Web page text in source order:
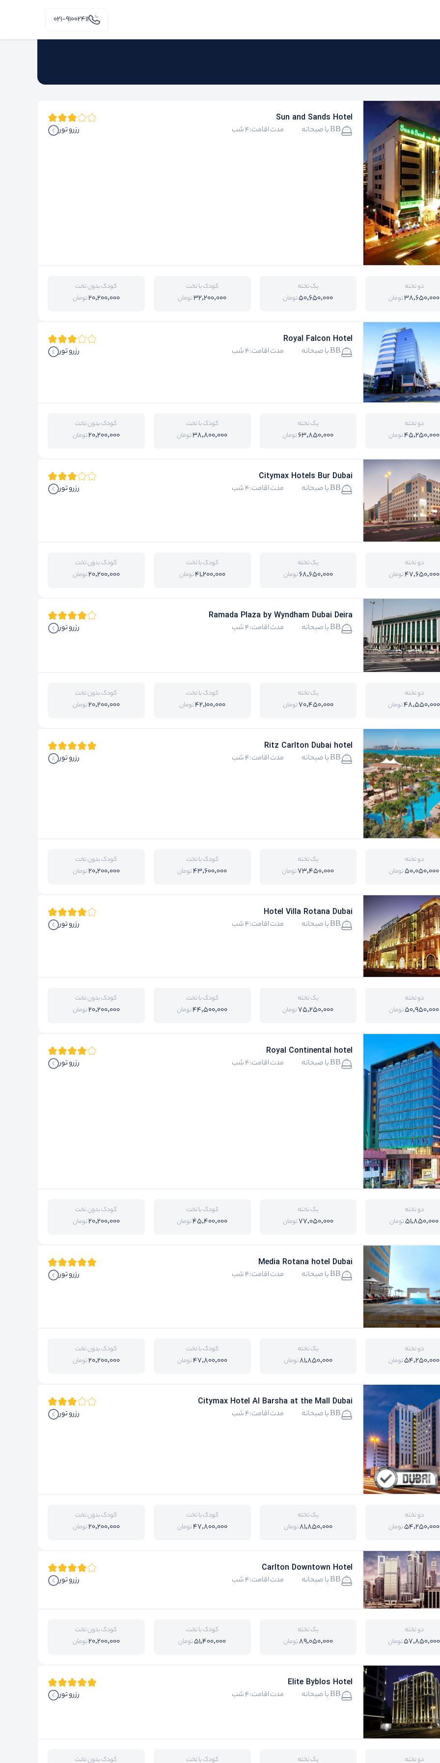
۰۲۱-91002411
Sun and Sands Hotel
BB با صبحانه مدت اقامت:4 شب رزرو تور
دو تخته
38,650,000تومان
یک تخته
50,650,000تومان
کودک با تخت
32,200,000تومان
کودک بدون تخت
20,200,000تومان
Royal Falcon Hotel
BB با صبحانه مدت اقامت:4 شب رزرو تور
دو تخته
45,250,000تومان
یک تخته
63,850,000تومان
کودک با تخت
38,800,000تومان
کودک بدون تخت
20,200,000تومان
Citymax Hotels Bur Dubai
BB با صبحانه مدت اقامت:4 شب رزرو تور
دو تخته
47,650,000تومان
یک تخته
68,650,000تومان
کودک با تخت
41,200,000تومان
کودک بدون تخت
20,200,000تومان
Ramada Plaza by Wyndham Dubai Deira
BB با صبحانه مدت اقامت:4 شب رزرو تور
دو تخته
48,550,000تومان
یک تخته
70,450,000تومان
کودک با تخت
42,100,000تومان
کودک بدون تخت
20,200,000تومان
Ritz Carlton Dubai hotel
BB با صبحانه مدت اقامت:4 شب رزرو تور
دو تخته
50,050,000تومان
یک تخته
73,450,000تومان
کودک با تخت
43,600,000تومان
کودک بدون تخت
20,200,000تومان
Hotel Villa Rotana Dubai
BB با صبحانه مدت اقامت:4 شب رزرو تور
دو تخته
50,950,000تومان
یک تخته
75,250,000تومان
کودک با تخت
44,500,000تومان
کودک بدون تخت
20,200,000تومان
Royal Continental hotel
BB با صبحانه مدت اقامت:4 شب رزرو تور
دو تخته
51,850,000تومان
یک تخته
77,050,000تومان
کودک با تخت
45,400,000تومان
کودک بدون تخت
20,200,000تومان
Media Rotana hotel Dubai
BB با صبحانه مدت اقامت:4 شب رزرو تور
دو تخته
54,250,000تومان
یک تخته
81,850,000تومان
کودک با تخت
47,800,000تومان
کودک بدون تخت
20,200,000تومان
Citymax Hotel Al Barsha at the Mall Dubai
BB با صبحانه مدت اقامت:4 شب رزرو تور
دو تخته
54,250,000تومان
یک تخته
81,850,000تومان
کودک با تخت
47,800,000تومان
کودک بدون تخت
20,200,000تومان
Carlton Downtown Hotel
BB با صبحانه مدت اقامت:4 شب رزرو تور
دو تخته
57,850,000تومان
یک تخته
89,050,000تومان
کودک با تخت
51,400,000تومان
کودک بدون تخت
20,200,000تومان
Elite Byblos Hotel
BB با صبحانه مدت اقامت:4 شب رزرو تور
دو تخته یک تخته کودک با تخت کودک بدون تخت